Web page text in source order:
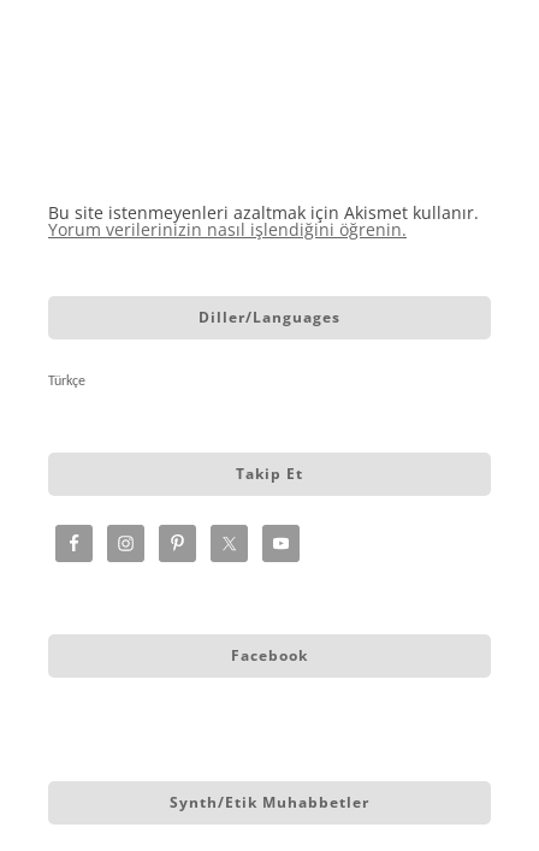
Bu site istenmeyenleri azaltmak için Akismet kullanır.
Yorum verilerinizin nasıl işlendiğini öğrenin.
Diller/Languages
Türkçe
Takip Et
Facebook
Synth/etik Muhabbetler